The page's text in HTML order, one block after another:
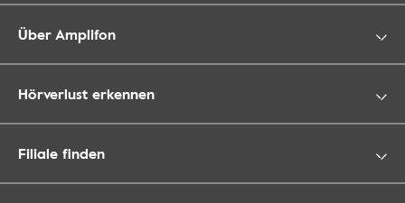
Über Amplifon
Hörverlust erkennen
Filiale finden